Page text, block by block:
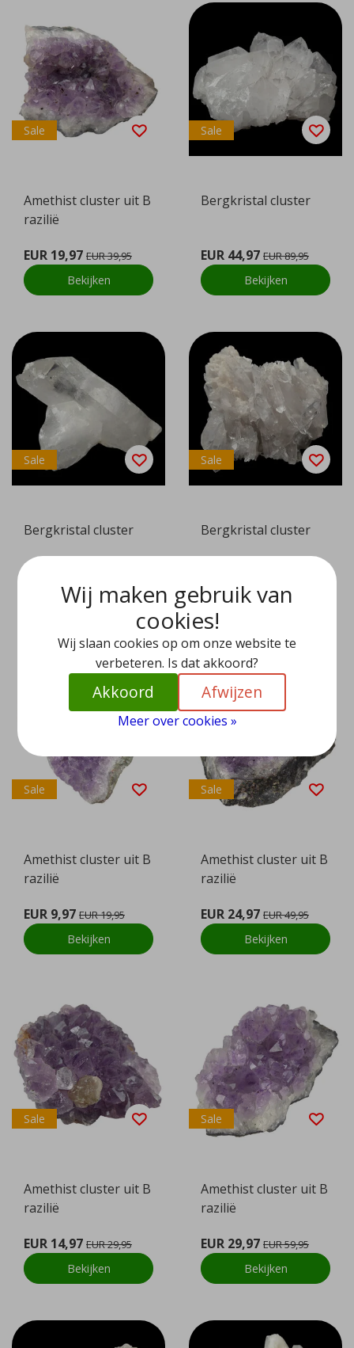
Sale
Amethist cluster uit B
razilië
EUR 19,97 EUR 39,95
Bekijken
Sale
Bergkristal cluster
EUR 44,97 EUR 89,95
Bekijken
Sale
Bergkristal cluster
EUR 29,97 EUR 59,95
Bekijken
Sale
Bergkristal cluster
EUR 44,97
Sale
Amethist cluster uit B
razilië
EUR 9,97 EUR 19,95
Bekijken
Sale
Amethist cluster uit B
razilië
EUR 24,97 EUR 49,95
Bekijken
Sale
Amethist cluster uit B
razilië
EUR 14,97 EUR 29,95
Bekijken
Sale
Amethist cluster uit B
razilië
EUR 29,97 EUR 59,95
Bekijken
Wij maken gebruik van
cookies!
Wij slaan cookies op om onze website te
verbeteren. Is dat akkoord?
Akkoord Afwijzen
Meer over cookies »